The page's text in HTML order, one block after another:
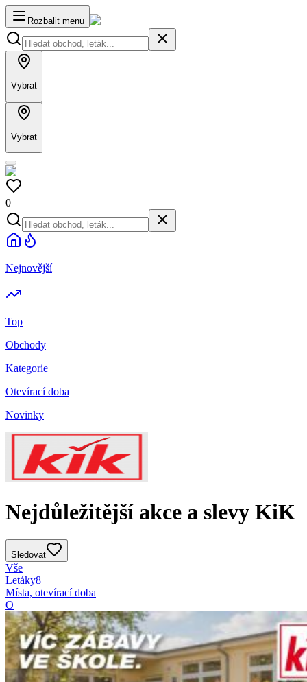
Rozbalit menu
Vybrat
Vybrat
0
Nejnovější
Top
Obchody
Kategorie
Otevírací doba
Novinky
Nejdůležitější akce a slevy KiK
Sledovat
Vše
Letáky8
Místa, otevírací doba
O